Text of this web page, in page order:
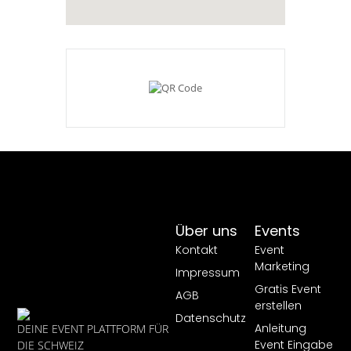
DEINE EVENT PLATTFORM FÜR
DIE SCHWEIZ
Events
Event
Marketing
Gratis Event
erstellen
Anleitung
Event Eingabe
Über uns
Kontakt
Impressum
AGB
Datenschutz